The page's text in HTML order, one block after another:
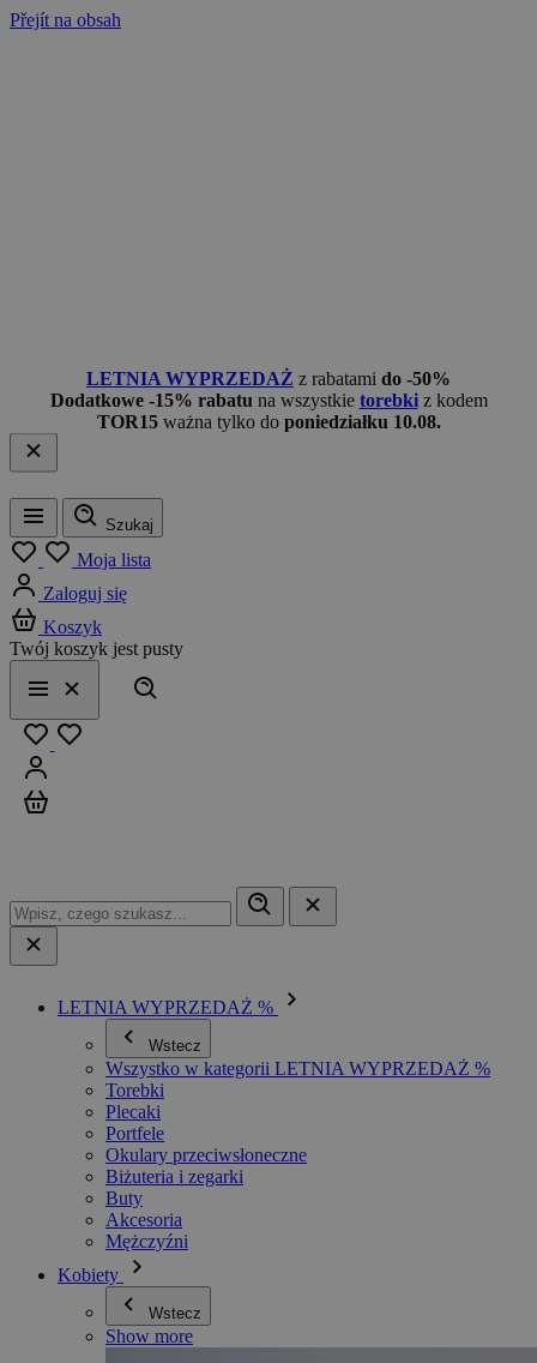
Přejít na obsah
LETNIA WYPRZEDAŻ z rabatami do -50%
Dodatkowe -15% rabatu na wszystkie torebkiz kodem
TOR15 ważna tylko do poniedziałku 10.08.
Menu
Szukaj
Moja lista
Zaloguj się
Koszyk
Twój koszyk jest pusty
Menu
Zamknij
LETNIA WYPRZEDAŻ %
Wstecz
Wszystko w kategorii LETNIA WYPRZEDAŻ %
Torebki
Plecaki
Portfele
Okulary przeciwsłoneczne
Biżuteria i zegarki
Buty
Akcesoria
Mężczyźni
Kobiety
Wstecz
Show more